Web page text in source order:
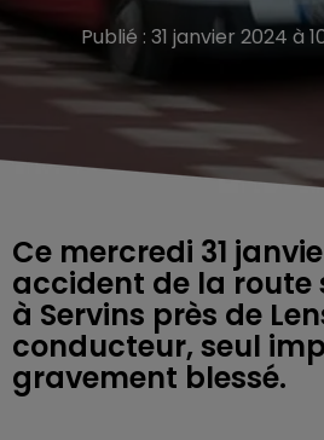
Publié : 31 janvier 2024 à
Ce mercredi 31
accident de la route
à Servins près de
conducteur, seul
gravement blessé.